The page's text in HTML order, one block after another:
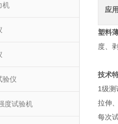
机
验仪
度试验机
应
塑料
度、
技术
1级测
拉伸
每次